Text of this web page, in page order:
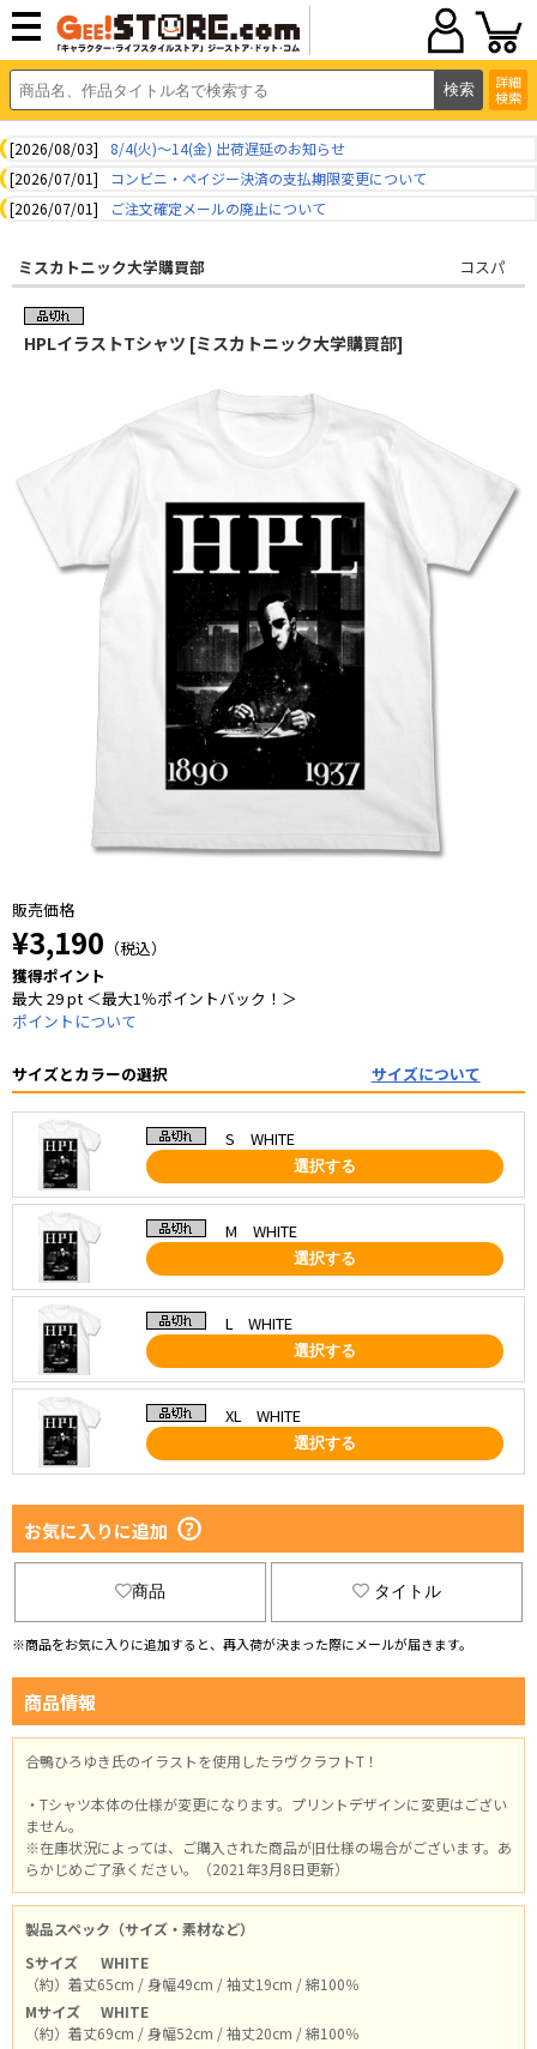
詳細
検索
[2026/08/03]
8/4(火)～14(金) 出荷遅延のお知らせ
[2026/07/01]
コンビニ・ペイジー決済の支払期限変更について
[2026/07/01]
ご注文確定メールの廃止について
ミスカトニック大学購買部 コスパ
HPLイラストTシャツ [ミスカトニック大学購買部]
販売価格
¥3,190 （税込）
獲得ポイント
最大 29 pt ＜最大1％ポイントバック！＞
ポイントについて
サイズとカラーの選択 サイズについて
S WHITE
選択する
M WHITE
選択する
L WHITE
選択する
XL WHITE
選択する
お気に入りに追加
商品 タイトル
※商品をお気に入りに追加すると、再入荷が決まった際にメールが届きます。
商品情報
合鴨ひろゆき氏のイラストを使用したラヴクラフトT！
・Tシャツ本体の仕様が変更になります。プリントデザインに変更はござい
ません。
※在庫状況によっては、ご購入された商品が旧仕様の場合がございます。あ
らかじめご了承ください。（2021年3月8日更新）
製品スペック（サイズ・素材など）
Sサイズ
WHITE
（約）着丈65cm / 身幅49cm / 袖丈19cm / 綿100％
Mサイズ
WHITE
（約）着丈69cm / 身幅52cm / 袖丈20cm / 綿100％